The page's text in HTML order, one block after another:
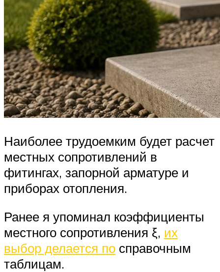
Наиболее трудоемким будет расчет
местных сопротивлений в
фитингах, запорной арматуре и
приборах отопления.
Ранее я упоминал коэффициенты
местного сопротивления ξ, их
выбор делается по справочным
таблицам.